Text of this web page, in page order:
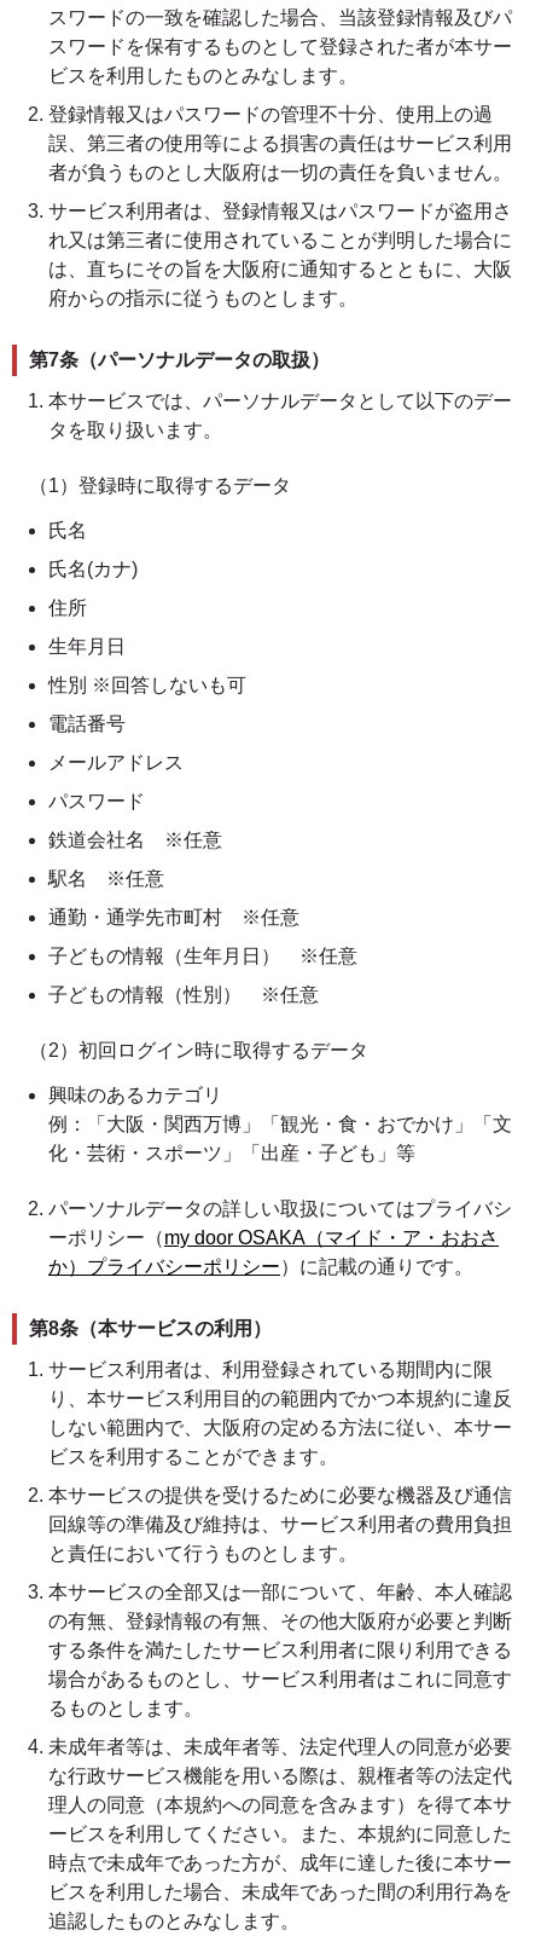
スワードの一致を確認した場合、当該登録情報及びパ
スワードを保有するものとして登録された者が本サー
ビスを利用したものとみなします。
登録情報又はパスワードの管理不十分、使用上の過
誤、第三者の使用等による損害の責任はサービス利用
者が負うものとし大阪府は一切の責任を負いません。
サービス利用者は、登録情報又はパスワードが盗用さ
れ又は第三者に使用されていることが判明した場合に
は、直ちにその旨を大阪府に通知するとともに、大阪
府からの指示に従うものとします。
第7条（パーソナルデータの取扱）
本サービスでは、パーソナルデータとして以下のデー
タを取り扱います。
（1）登録時に取得するデータ
氏名
氏名(カナ)
住所
生年月日
性別 ※回答しないも可
電話番号
メールアドレス
パスワード
鉄道会社名 ※任意
駅名 ※任意
通勤・通学先市町村 ※任意
子どもの情報（生年月日） ※任意
子どもの情報（性別） ※任意
（2）初回ログイン時に取得するデータ
興味のあるカテゴリ
例：「大阪・関西万博」「観光・食・おでかけ」「文
化・芸術・スポーツ」「出産・子ども」等
パーソナルデータの詳しい取扱についてはプライバシ
ーポリシー（my door OSAKA（マイド・ア・おおさ
か）プライバシーポリシー）に記載の通りです。
第8条（本サービスの利用）
サービス利用者は、利用登録されている期間内に限
り、本サービス利用目的の範囲内でかつ本規約に違反
しない範囲内で、大阪府の定める方法に従い、本サー
ビスを利用することができます。
本サービスの提供を受けるために必要な機器及び通信
回線等の準備及び維持は、サービス利用者の費用負担
と責任において行うものとします。
本サービスの全部又は一部について、年齢、本人確認
の有無、登録情報の有無、その他大阪府が必要と判断
する条件を満たしたサービス利用者に限り利用できる
場合があるものとし、サービス利用者はこれに同意す
るものとします。
未成年者等は、未成年者等、法定代理人の同意が必要
な行政サービス機能を用いる際は、親権者等の法定代
理人の同意（本規約への同意を含みます）を得て本サ
ービスを利用してください。また、本規約に同意した
時点で未成年であった方が、成年に達した後に本サー
ビスを利用した場合、未成年であった間の利用行為を
追認したものとみなします。